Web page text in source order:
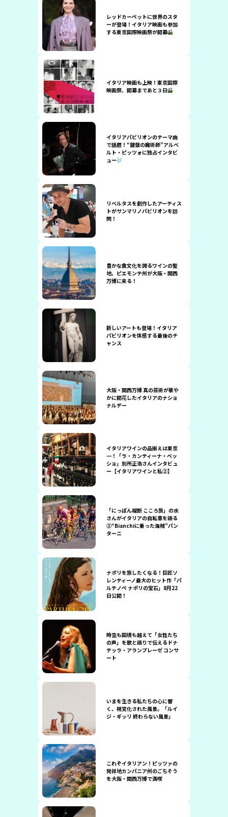
レッドカーペットに世界のスタ
ーが登場！イタリア映画も参加
する東京国際映画祭が開幕
イタリア映画も上映！東京国際
映画祭、開幕まであと３日
イタリアパビリオンのテーマ曲
で話題！“鍵盤の魔術師”アルベ
ルト・ピッツォに独占インタビ
ュー
リベルタスを創作したアーティス
トがサンマリノパビリオンを訪
問！
豊かな食文化を誇るワインの聖
地、ピエモンテ州が大阪・関西
万博に来る！
新しいアートも登場！イタリア
パビリオンを体感する最後のチ
ャンス
大阪・関西万博 真の芸術が華や
かに開花したイタリアのナショ
ナルデー
イタリアワインの品揃えは東京
一！「ラ・カンティーナ・ベッ
ショ」別所正浩さんインタビュ
ー【イタリアワインと私②】
「にっぽん縦断 こころ旅」の水
さんがイタリアの自転車を語る
②“Bianchiに乗った海賊”パン
ターニ
ナポリを旅したくなる！巨匠ソ
レンティーノ最大のヒット作「パ
ルテノぺ ナポリの宝石」8月22
日公開！
時空も国境も越えて「女性たち
の声」を歌と語りで伝えるドナ
テッラ・アランプレーゼ コンサ
ート
いまを生きる私たちの心に響
く、視覚化された風景。「ルイ
ジ・ギッリ 終わらない風景」
これぞイタリアン！ピッツァの
発祥地カンパニア州のごちそう
を大阪・関西万博で満喫